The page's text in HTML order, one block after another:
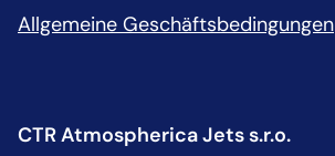
Allgemeine Geschäftsbedingungen
CTR Atmospherica Jets s.r.o.